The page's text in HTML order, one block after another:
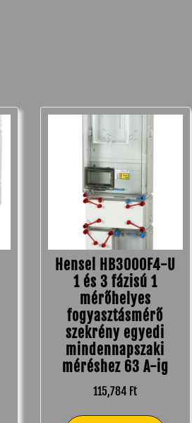
Hensel HB3000F4-U
1 és 3 fázisú 1
mérőhelyes
fogyasztásmérő
szekrény egyedi
mindennapszaki
méréshez 63 A-ig
115,784 Ft